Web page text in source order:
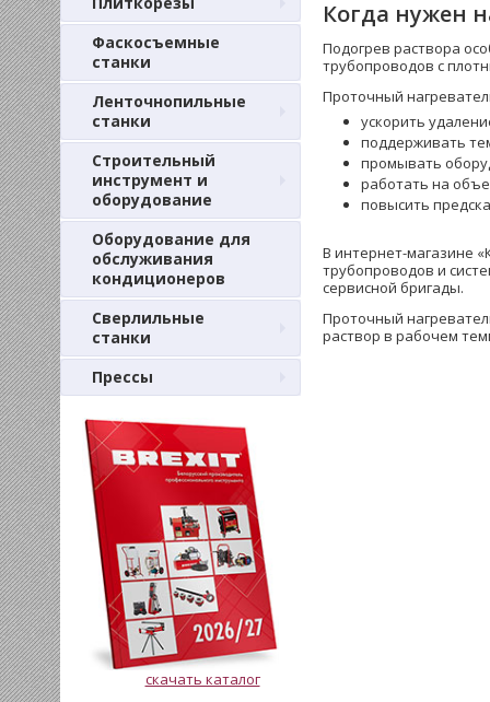
Фаскосъемные
станки
Ленточнопильные
станки
Строительный
инструмент и
оборудование
Оборудование для
обслуживания
кондиционеров
Сверлильные
станки
Прессы
скачать каталог
Когда нужен
Подогрев раствора
трубопроводов с
Проточный
ускорить
поддерживать
промывать
работать на
повысить
В интернет-магазине
трубопроводов и
сервисной бригады.
Проточный
раствор в рабочем